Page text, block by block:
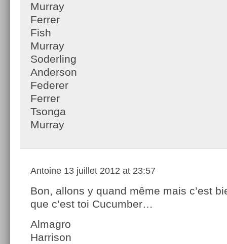
Murray
Ferrer
Fish
Murray
Soderling
Anderson
Federer
Ferrer
Tsonga
Murray
Antoine 13 juillet 2012 at 23:57
Bon, allons y quand même mais c’est
que c’est toi Cucumber…
Almagro
Harrison